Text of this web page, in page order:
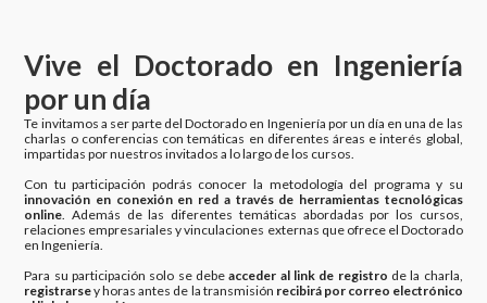
Vive el Doctorado en Ingeniería
por un día
Te invitamos a ser parte del Doctorado en Ingeniería por un día en una de las
charlas o conferencias con temáticas en diferentes áreas e interés global,
impartidas por nuestros invitados a lo largo de los cursos.
Con tu participación podrás conocer la metodología del programa y su
innovación en conexión en red a través de herramientas tecnológicas
online. Además de las diferentes temáticas abordadas por los cursos,
relaciones empresariales y vinculaciones externas que ofrece el Doctorado
en Ingeniería.
Para su participación solo se debeacceder al link de registro de la charla,
registrarsey horas antes de la transmisión recibirá por correo electrónico